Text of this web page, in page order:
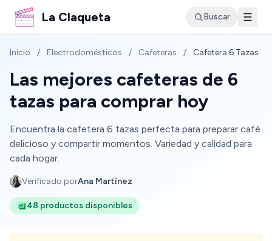
La Claqueta Buscar
Inicio / Electrodomésticos / Cafeteras / Cafetera 6 Tazas
Las mejores cafeteras de 6
tazas para comprar hoy
Encuentra la cafetera 6 tazas perfecta para preparar café
delicioso y compartir momentos. Variedad y calidad para
cada hogar.
Verificado porAna Martínez
48 productos disponibles